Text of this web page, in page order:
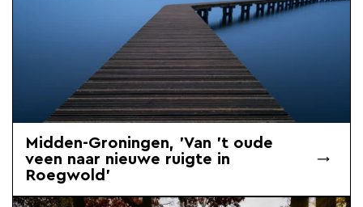
Midden-Groningen, 'Van 't oude
veen naar nieuwe ruigte in
Roegwold'